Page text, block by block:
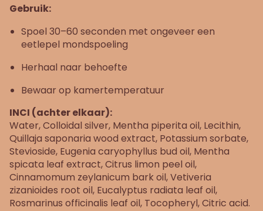
Gebruik:
Spoel 30–60 seconden met ongeveer een
eetlepel mondspoeling
Herhaal naar behoefte
Bewaar op kamertemperatuur
INCI (achter elkaar):
Water, Colloidal silver, Mentha piperita oil, Lecithin,
Quillaja saponaria wood extract, Potassium sorbate,
Stevioside, Eugenia caryophyllus bud oil, Mentha
spicata leaf extract, Citrus limon peel oil,
Cinnamomum zeylanicum bark oil, Vetiveria
zizanioides root oil, Eucalyptus radiata leaf oil,
Rosmarinus officinalis leaf oil, Tocopheryl, Citric acid.